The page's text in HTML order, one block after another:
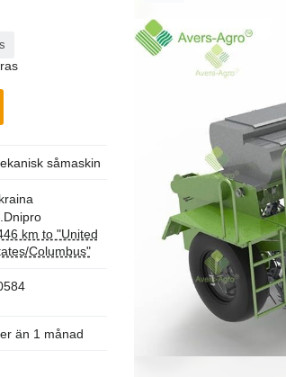
såmaskin
km to "United
Columbus"
än 1 månad